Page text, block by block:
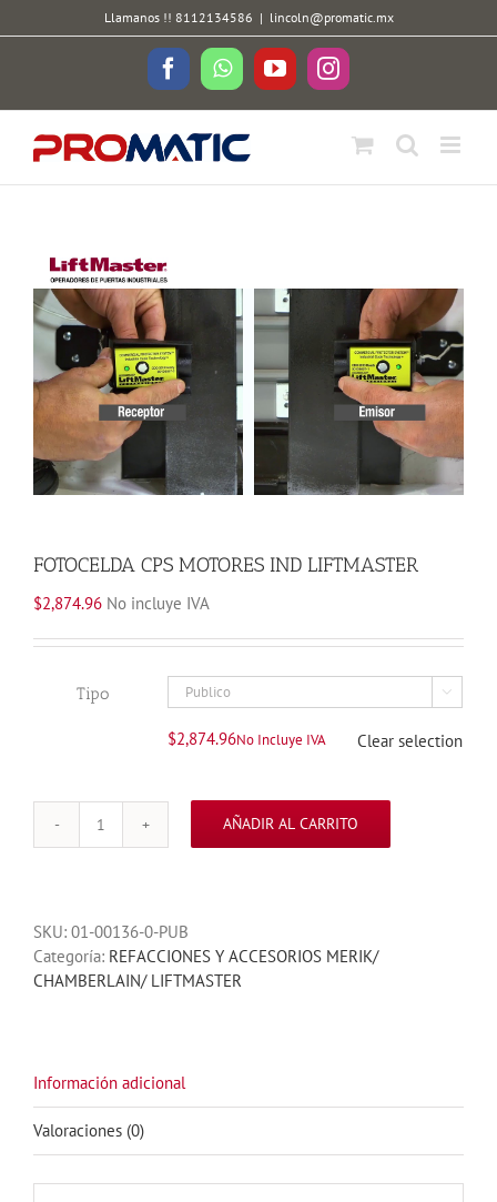
to
Llamanos !! 8112134586 | lincoln@promatic.mx
FacebookWhatsAppYouTubeInstagram
FOTOCELDA CPS MOTORES IND LIFTMASTER
$2,874.96 No incluye IVA
Tipo 
$2,874.96No Incluye IVA Clear selection
FOTOCELDA
LIFTMASTER
cantidad
AÑADIR AL CARRITO
SKU: 01-00136-0-PUB
Categoría: REFACCIONES Y ACCESORIOS MERIK/
CHAMBERLAIN/ LIFTMASTER
Información adicional
Valoraciones (0)